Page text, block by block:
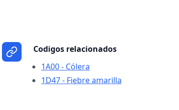
Codigos relacionados
1A00 - Cólera
1D47 - Fiebre amarilla